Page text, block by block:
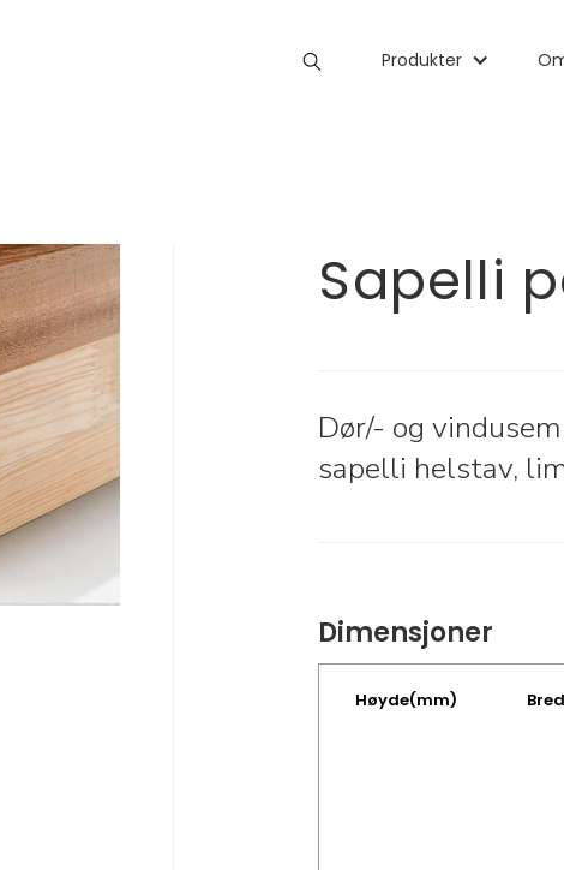
Woman
Produkter
Sapelli
Dør/- og
sapelli helstav,
Dimensjoner
Høyde(mm)